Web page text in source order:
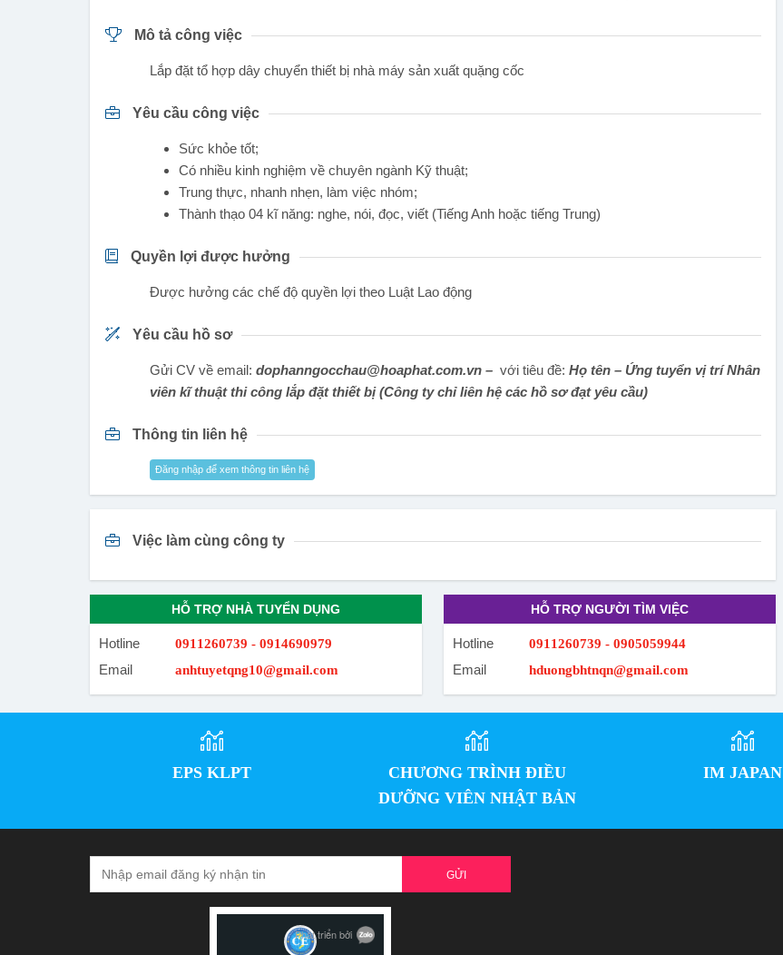
Mô tả công việc
Lắp đặt tổ hợp dây chuyển thiết bị nhà máy sản xuất quặng cốc
Yêu cầu công việc
Sức khỏe tốt;
Có nhiều kinh nghiệm về chuyên ngành Kỹ thuật;
Trung thực, nhanh nhẹn, làm việc nhóm;
Thành thạo 04 kĩ năng: nghe, nói, đọc, viết (Tiếng Anh hoặc tiếng Trung)
Quyền lợi được hưởng
Được hưởng các chế độ quyền lợi theo Luật Lao động
Yêu cầu hồ sơ
Gửi CV về email: dophanngocchau@hoaphat.com.vn – với tiêu đề: Họ tên – Ứng tuyển vị trí Nhân
viên kĩ thuật thi công lắp đặt thiết bị (Công ty chỉ liên hệ các hồ sơ đạt yêu cầu)
Thông tin liên hệ
Đăng nhập để xem thông tin liên hệ
Việc làm cùng công ty
HỖ TRỢ NHÀ TUYỂN DỤNG
Hotline 0911260739 - 0914690979
Email anhtuyetqng10@gmail.com
HỖ TRỢ NGƯỜI TÌM VIỆC
Hotline 0911260739 - 0905059944
Email hduongbhtnqn@gmail.com
EPS KLPT
CHƯƠNG TRÌNH ĐIỀU
DƯỠNG VIÊN NHẬT BẢN
IM JAPAN
GỬI